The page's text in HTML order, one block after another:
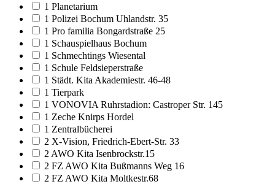
1 Planetarium
1 Polizei Bochum Uhlandstr. 35
1 Pro familia Bongardstraße 25
1 Schauspielhaus Bochum
1 Schmechtings Wiesental
1 Schule Feldsieperstraße
1 Städt. Kita Akademiestr. 46-48
1 Tierpark
1 VONOVIA Ruhrstadion: Castroper Str. 145
1 Zeche Knirps Hordel
1 Zentralbücherei
2 X-Vision, Friedrich-Ebert-Str. 33
2 AWO Kita Isenbrockstr.15
2 FZ AWO Kita Bußmanns Weg 16
2 FZ AWO Kita Moltkestr.68